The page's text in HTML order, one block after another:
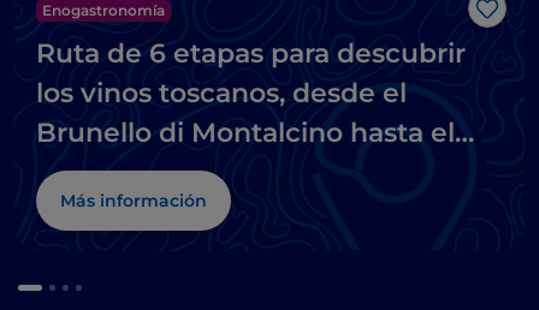
Me
Enogastronomía
Ruta de 6 etapas para descubrir
los vinos toscanos, desde el
Brunello di Montalcino hasta el
Chianti
Más información